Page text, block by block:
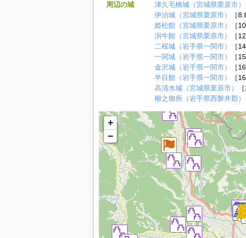
周辺の城
津久毛橋城（宮城県栗原市）
伊治城（宮城県栗原市）
［
姫松館（宮城県栗原市）
［
渕牛館（宮城県栗原市）
［
二桜城（岩手県一関市）
［
一関城（岩手県一関市）
［
金沢城（岩手県一関市）
［
半目館（岩手県一関市）
［
高清水城（宮城県栗原市）
柳之御所（岩手県西磐井郡）
+
−